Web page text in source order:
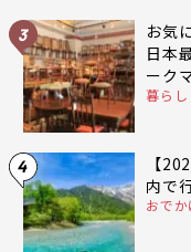
3
お気
日本
ーク
暮らし
4
【
内で
おでか